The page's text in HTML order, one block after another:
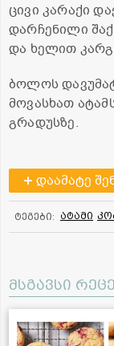
ცივი კარაქი
დარჩენილი
და ხელით
ბოლოს
მოვასხათ
გრადუსზე.
დაამატე
ტეგები: ატამი
მსგავსი